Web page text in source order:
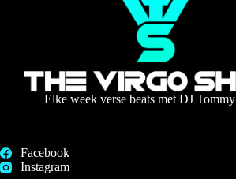
Elke week verse beats met DJ
Facebook
Instagram